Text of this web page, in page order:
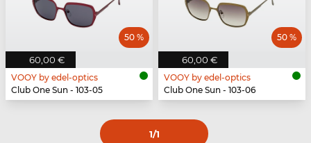
60,00 €
50 %
VOOY by edel-optics
Club One Sun - 103-05
60,00 €
50 %
VOOY by edel-optics
Club One Sun - 103-06
1/1